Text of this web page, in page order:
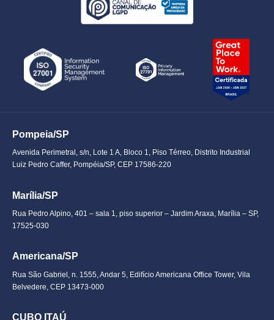
Pompeia/SP
Avenida Perimetral, s/n, Lote 1 A, Bloco 1, Piso Térreo, Distrito Industrial
Luiz Pedro Caffer, Pompéia/SP, CEP 17586-220
Marília/SP
Rua Pedro Alpino, 401 – sala 1, piso superior – Jardim Araxa, Marília – SP,
17525-030
Americana/SP
Rua São Gabriel, n. 1555, Andar 5, Edifício Americana Office Tower, Vila
Belvedere, CEP 13473-000
CUBO ITAÚ